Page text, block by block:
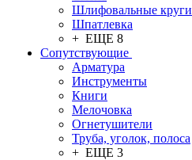
Шлифовальные круги
Шпатлевка
+ ЕЩЕ 8
Сопутствующие
Арматура
Инструменты
Книги
Мелочовка
Огнетушители
Труба, уголок, полоса
+ ЕЩЕ 3